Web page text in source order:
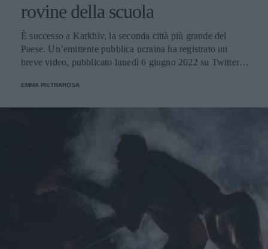
rovine della scuola
È successo a Karkhiv, la seconda città più grande del
Paese. Un’emittente pubblica ucraina ha registrato un
breve video, pubblicato lunedì 6 giugno 2022 su Twitter
EMMA PIETRAROSA